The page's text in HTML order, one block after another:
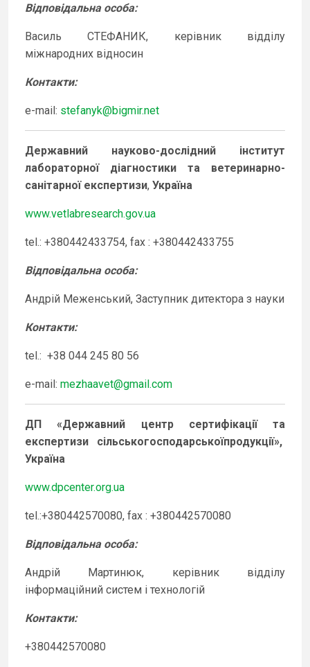
Відповідальна особа:
Василь СТЕФАНИК, керівник відділу
міжнародних відносин
Контакти:
e-mail: stefanyk@bigmir.net
Державний науково-дослідний інститут
лабораторної діагностики та ветеринарно-
санітарної експертизи, Україна
www.vetlabresearch.gov.ua
tel.: +380442433754, fax : +380442433755
Відповідальна особа:
Андрій Меженський, Заступник дитектора з науки
Контакти:
tel.: +38 044 245 80 56
e-mail: mezhaavet@gmail.com
ДП «Державний центр сертифікації та
експертизи сільськогосподарськоїпродукції»,
Україна
www.dpcenter.org.ua
tel.:+380442570080, fax : +380442570080
Відповідальна особа:
Андрій Мартинюк, керівник відділу
інформаційний систем і технологій
Контакти:
+380442570080